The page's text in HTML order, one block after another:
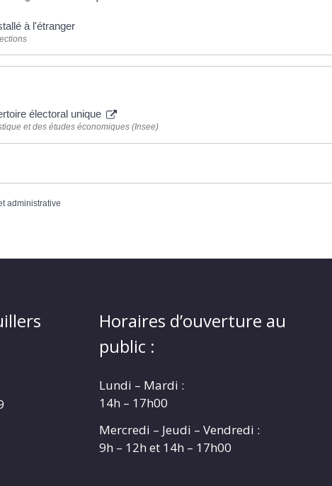
à l'étranger
électoral unique
et des études économiques (Insee)
administrative
Horaires d’ouverture au
public :
Lundi – Mardi :
14h – 17h00
Mercredi – Jeudi – Vendredi :
9h – 12h et 14h – 17h00